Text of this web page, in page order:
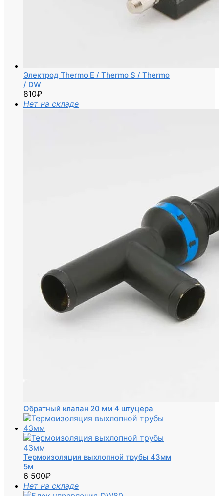
Электрод Thermo E / Thermo S / Thermo
/ DW
810₽
Нет на складе
Обратный клапан 20 мм 4 штуцера
Термоизоляция выхлопной трубы 43мм
5м
6 500₽
Нет на складе